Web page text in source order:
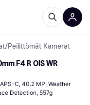
/Peilittömät Kamerat
F4 R OIS WR
C, 40.2 MP, Weather
Detection, 557g